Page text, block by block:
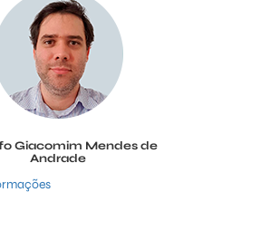
Giacomim Mendes de
Andrade